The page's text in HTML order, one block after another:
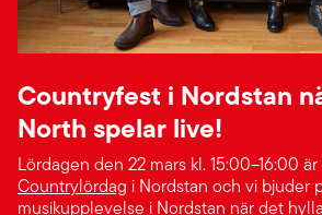
Countryfest i Nordstan
North spelar live!
Lördagen den 22 mars kl. 15:00–16:00
Countrylördag i Nordstan och vi bjuder
musikupplevelse i Nordstan när det